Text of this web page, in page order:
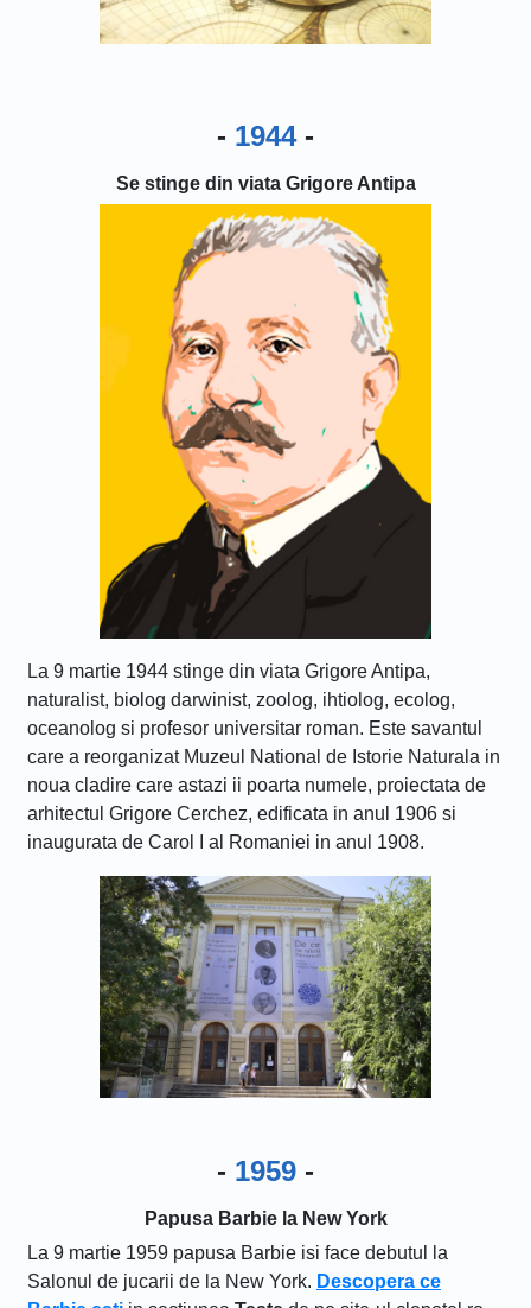
- 1944-
Se stinge din viata Grigore Antipa
La 9 martie 1944 stinge din viata Grigore Antipa,
naturalist, biolog darwinist, zoolog, ihtiolog, ecolog,
oceanolog si profesor universitar roman. Este savantul
care a reorganizat Muzeul National de Istorie Naturala in
noua cladire care astazi ii poarta numele, proiectata de
arhitectul Grigore Cerchez, edificata in anul 1906 si
inaugurata de Carol I al Romaniei in anul 1908.
- 1959 -
Papusa Barbie la New York
La 9 martie 1959 papusa Barbie isi face debutul la
Salonul de jucarii de la New York. Descopera ce